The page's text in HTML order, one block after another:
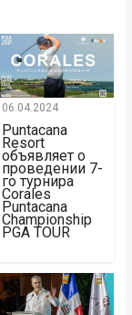
06.04.2024
Puntacana
Resort
объявляет о
проведении 7-
го турнира
Corales
Puntacana
Championship
PGA TOUR